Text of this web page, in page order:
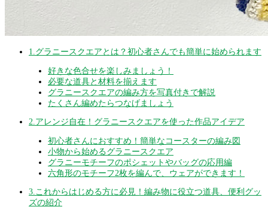
1.グラニースクエアとは？初心者さんでも簡単に始められます
好きな色合せを楽しみましょう！
必要な道具と材料を揃えます
グラニースクエアの編み方を写真付きで解説
たくさん編めたらつなげましょう
2.アレンジ自在！グラニースクエアを使った作品アイデア
初心者さんにおすすめ！簡単なコースターの編み図
小物から始めるグラニースクエア
グラニーモチーフのポシェットやバッグの応用編
六角形のモチーフ2枚を編んで、ウェアができます！
3.これからはじめる方に必見！編み物に役立つ道具、便利グッ
ズの紹介